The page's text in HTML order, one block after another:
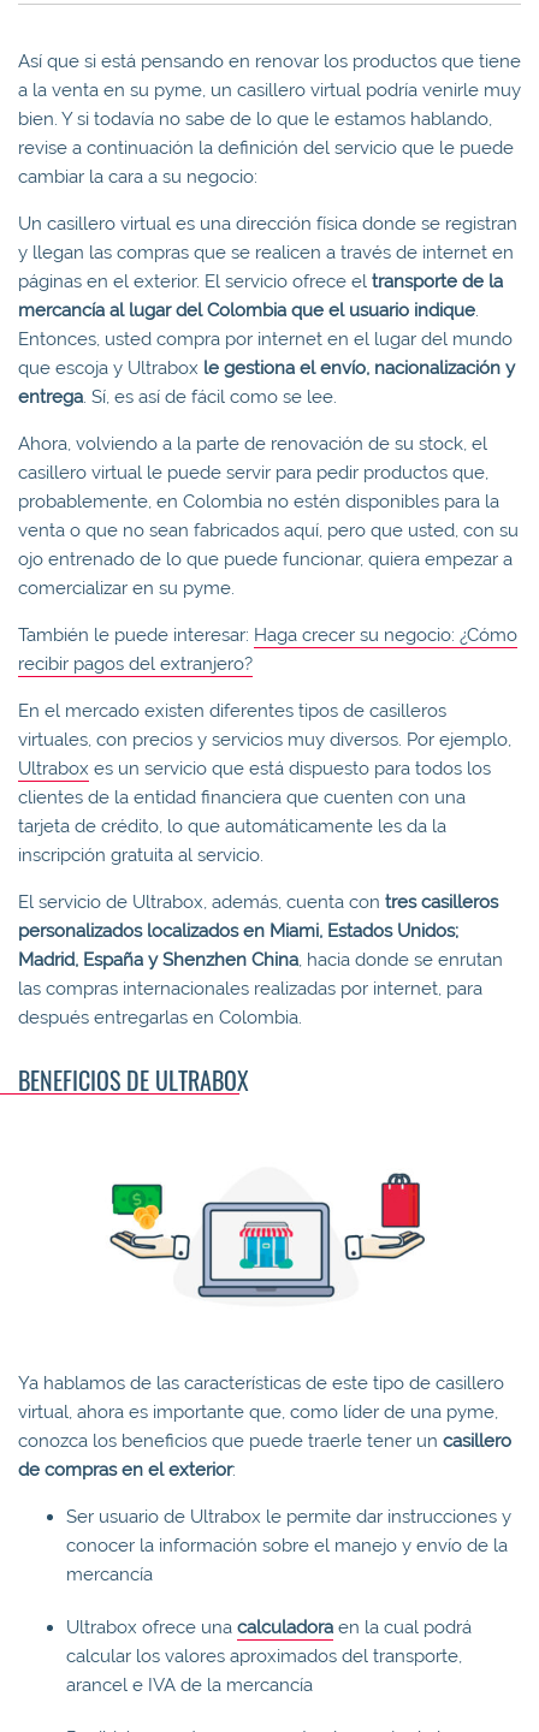
Así que si está pensando en renovar los productos que tiene
a la venta en su pyme, un casillero virtual podría venirle muy
bien. Y si todavía no sabe de lo que le estamos hablando,
revise a continuación la definición del servicio que le puede
cambiar la cara a su negocio:
Un casillero virtual es una dirección física donde se registran
y llegan las compras que se realicen a través de internet en
páginas en el exterior. El servicio ofrece el transporte de la
mercancía al lugar del Colombia que el usuario indique.
Entonces, usted compra por internet en el lugar del mundo
que escoja y Ultrabox le gestiona el envío, nacionalización y
entrega. Sí, es así de fácil como se lee.
Ahora, volviendo a la parte de renovación de su stock, el
casillero virtual le puede servir para pedir productos que,
probablemente, en Colombia no estén disponibles para la
venta o que no sean fabricados aquí, pero que usted, con su
ojo entrenado de lo que puede funcionar, quiera empezar a
comercializar en su pyme.
También le puede interesar: Haga crecer su negocio: ¿Cómo
recibir pagos del extranjero?
En el mercado existen diferentes tipos de casilleros
virtuales, con precios y servicios muy diversos. Por ejemplo,
Ultrabox es un servicio que está dispuesto para todos los
clientes de la entidad financiera que cuenten con una
tarjeta de crédito, lo que automáticamente les da la
inscripción gratuita al servicio.
El servicio de Ultrabox, además, cuenta con tres casilleros
personalizados localizados en Miami, Estados Unidos;
Madrid, España y Shenzhen China, hacia donde se enrutan
las compras internacionales realizadas por internet, para
después entregarlas en Colombia.
BENEFICIOS DE ULTRABOX
Ya hablamos de las características de este tipo de casillero
virtual, ahora es importante que, como líder de una pyme,
conozca los beneficios que puede traerle tener un casillero
de compras en el exterior:
Ser usuario de Ultrabox le permite dar instrucciones y
conocer la información sobre el manejo y envío de la
mercancía
Ultrabox ofrece una calculadora en la cual podrá
calcular los valores aproximados del transporte,
arancel e IVA de la mercancía